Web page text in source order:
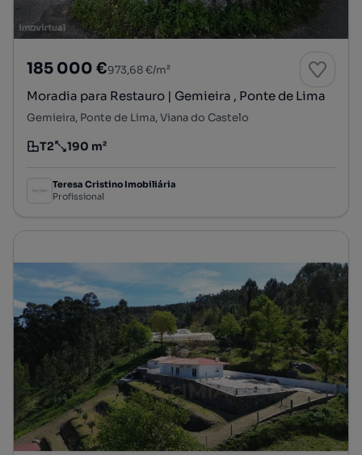
185 000 €973,68 €/m²
Moradia para Restauro | Gemieira , Ponte de Lima
Gemieira, Ponte de Lima, Viana do Castelo
Tipologia
T2
Preço por metro quadrado
190 m²
Teresa Cristino Imobiliária
Profissional